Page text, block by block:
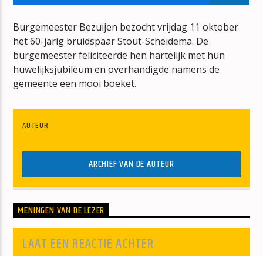
HITS FROM THE HEARTLAND
CAMILLE JANSZEN
mz-radio
Burgemeester Bezuijen bezocht vrijdag 11 oktober
het 60-jarig bruidspaar Stout-Scheidema. De
burgemeester feliciteerde hen hartelijk met hun
huwelijksjubileum en overhandigde namens de
gemeente een mooi boeket.
AUTEUR
ARCHIEF VAN DE AUTEUR
MENINGEN VAN DE LEZER
LAAT EEN REACTIE ACHTER